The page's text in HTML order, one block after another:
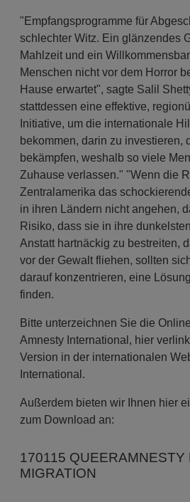
"Empfangsprogramme für
schlechter Witz. Ein glänzendes
Mahlzeit und ein
Menschen nicht vor dem Horror
Hause erwartet", sagte Salil
stattdessen eine effektive,
Initiative, um die internationale
bekommen, darin zu investieren,
bekämpfen, weshalb so viele
Zuhause verlassen." "Wenn die
Zentralamerika das
in ihren Ländern nicht angehen,
Risiko, dass sie in ihre
Anstatt hartnäckig zu bestreiten,
vor der Gewalt fliehen, sollten
darauf konzentrieren, eine
finden.
Bitte unterzeichnen Sie die
Amnesty International, hier
Version in der internationalen
International.
Außerdem bieten wir Ihnen hier
zum Download an:
170115 QUEERAMNESTY
MIGRATION